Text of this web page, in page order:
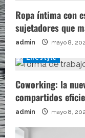
Ropa íntima con
sujetadores que
admin mayo 8,
Lifestyle
Coworking: la
compartidos
admin mayo 8,